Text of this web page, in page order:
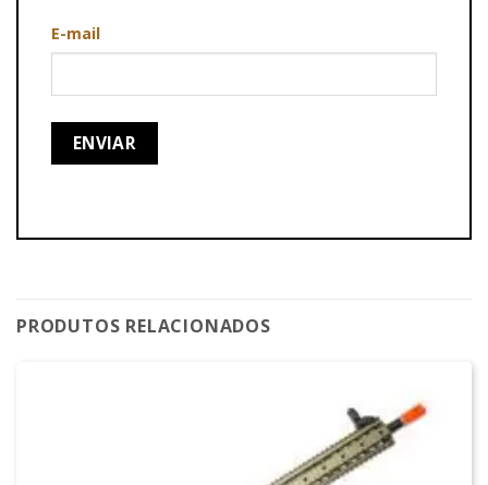
E-mail
PRODUTOS RELACIONADOS